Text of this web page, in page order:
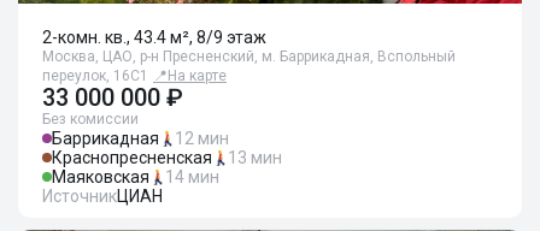
2-комн. кв., 43.4 м², 8/9 этаж
Москва, ЦАО, р-н Пресненский, м. Баррикадная, Вспольный
переулок, 16С1
📍 На карте
33 000 000 ₽
Без комиссии
Баррикадная
12 мин
Краснопресненская
13 мин
Маяковская
14 мин
ИсточникЦИАН